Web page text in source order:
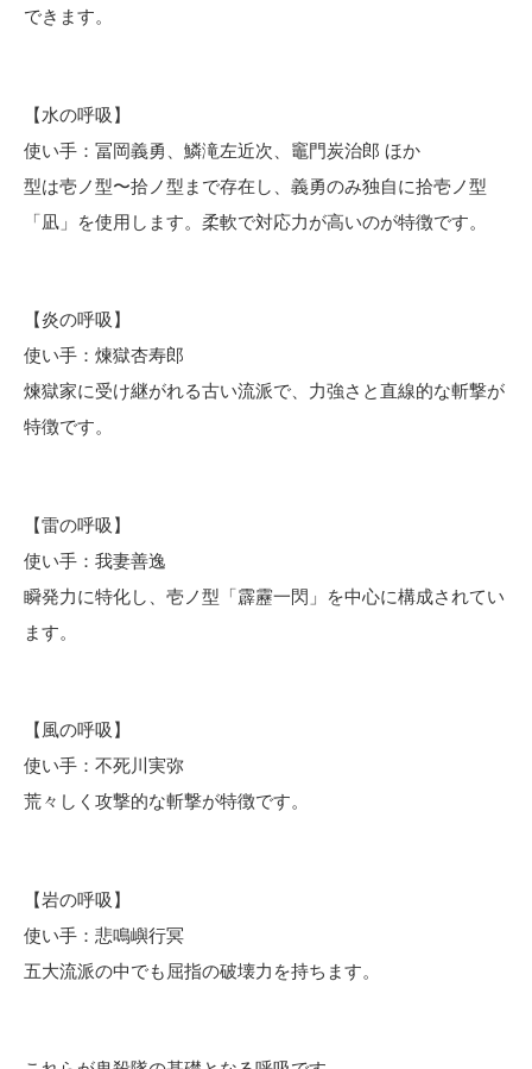
できます。
【水の呼吸】
使い手：冨岡義勇、鱗滝左近次、竈門炭治郎 ほか
型は壱ノ型〜拾ノ型まで存在し、義勇のみ独自に拾壱ノ型
「凪」を使用します。柔軟で対応力が高いのが特徴です。
【炎の呼吸】
使い手：煉獄杏寿郎
煉獄家に受け継がれる古い流派で、力強さと直線的な斬撃が
特徴です。
【雷の呼吸】
使い手：我妻善逸
瞬発力に特化し、壱ノ型「霹靂一閃」を中心に構成されてい
ます。
【風の呼吸】
使い手：不死川実弥
荒々しく攻撃的な斬撃が特徴です。
【岩の呼吸】
使い手：悲鳴嶼行冥
五大流派の中でも屈指の破壊力を持ちます。